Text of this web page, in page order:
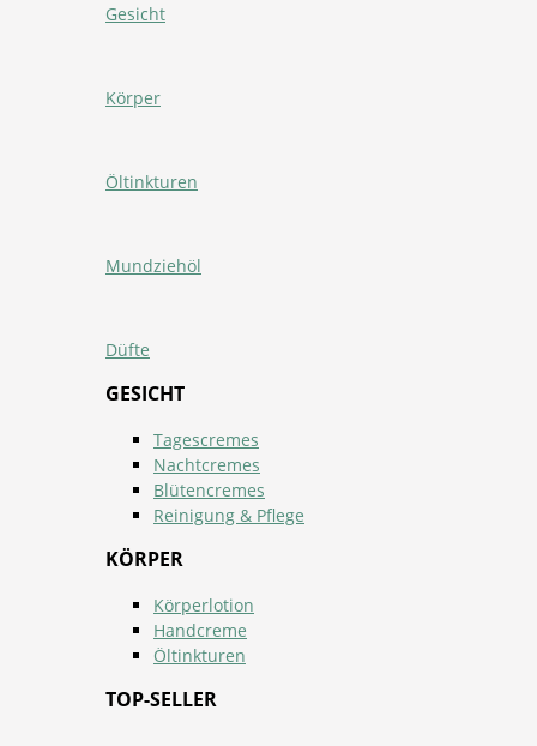
Gesicht
Körper
Öltinkturen
Mundziehöl
Düfte
GESICHT
Tagescremes
Nachtcremes
Blütencremes
Reinigung & Pflege
KÖRPER
Körperlotion
Handcreme
Öltinkturen
TOP-SELLER